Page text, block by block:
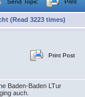
Send Topic Print
(Read 3223 times)
Print Post
Baden-Baden LTur
auch.